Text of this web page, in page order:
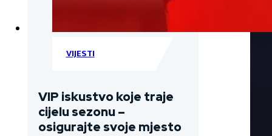
VIJESTI
VIP iskustvo koje traje
cijelu sezonu –
osigurajte svoje mjesto